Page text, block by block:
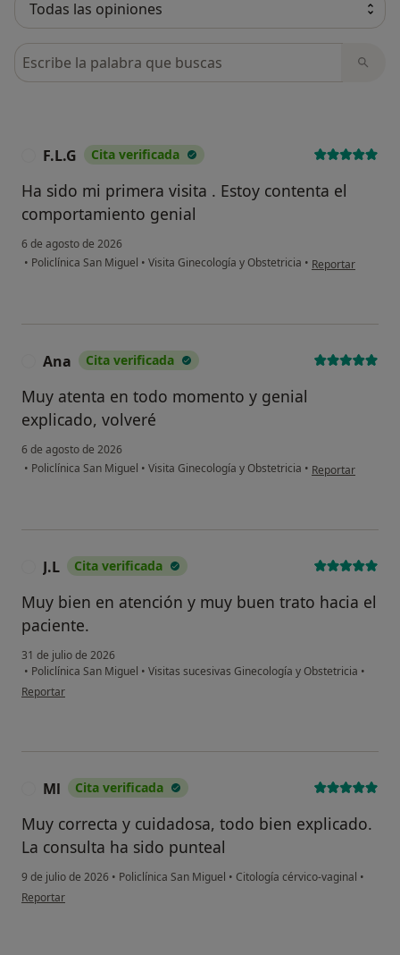
Busca en opiniones
F.L.G Cita verificada
Ha sido mi primera visita . Estoy contenta el
comportamiento genial
6 de agosto de 2026
• Policlínica San Miguel • Visita Ginecología y Obstetricia • en opinión del
Reportar
Ana Cita verificada
Muy atenta en todo momento y genial
explicado, volveré
6 de agosto de 2026
• Policlínica San Miguel • Visita Ginecología y Obstetricia • en opinión del
Reportar
J.L Cita verificada
Muy bien en atención y muy buen trato hacia el
paciente.
31 de julio de 2026
• Policlínica San Miguel • Visitas sucesivas Ginecología y Obstetricia •
en opinión del usuario J.L
Reportar
Ml Cita verificada
Muy correcta y cuidadosa, todo bien explicado.
La consulta ha sido punteal
9 de julio de 2026 • Policlínica San Miguel • Citología cérvico-vaginal •
en opinión del usuario Ml
Reportar